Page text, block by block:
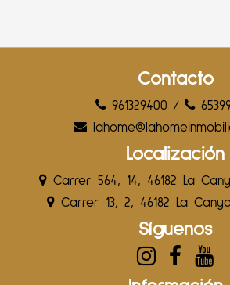
Contacto
961329400 /
Localización
Carrer 564, 14, 46182 La
Carrer 13, 2, 46182 La
Síguenos